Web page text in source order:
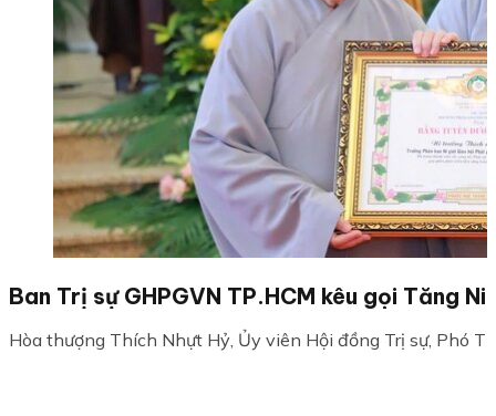
Ban Trị sự GHPGVN TP.HCM kêu gọi Tăng
Hòa thượng Thích Nhựt Hỷ, Ủy viên Hội đồng Trị sự, Phó